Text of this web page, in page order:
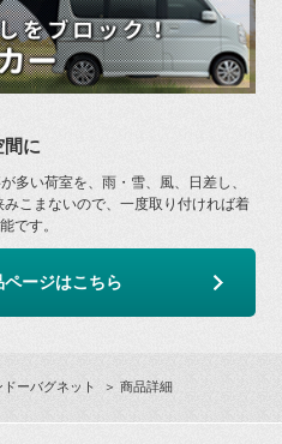
間に
多い荷室を、雨・雪、風、日差し、
こまないので、一度取り付ければ着
です。
ページはこちら
ドーバグネット ＞ 商品詳細